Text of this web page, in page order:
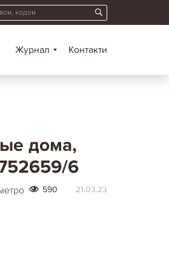
Журнал Контакти
дома,
6
590 21.03.23